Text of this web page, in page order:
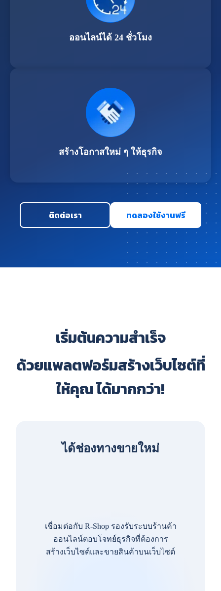
ออนไลน์ได้ 24 ชั่วโมง
สร้างโอกาสใหม่ ๆ ให้ธุรกิจ
ติดต่อเรา ทดลองใช้งานฟรี
เริ่มต้นความสำเร็จ
ด้วยแพลตฟอร์มสร้างเว็บไซต์ที่
ให้คุณ ได้มากกว่า!
ได้ช่องทางขายใหม่
เชื่อมต่อกับ R-Shop รองรับระบบร้านค้า
ออนไลน์ตอบโจทย์ธุรกิจที่ต้องการ
สร้างเว็บไซต์และขายสินค้าบนเว็บไซต์